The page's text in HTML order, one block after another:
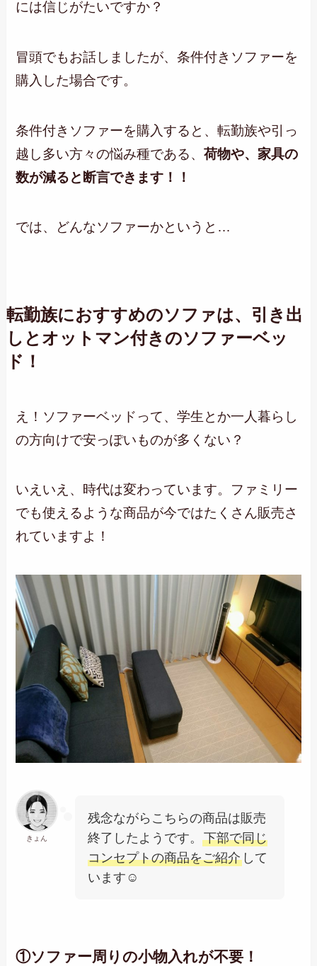
には信じがたいですか？
冒頭でもお話しましたが、条件付きソファーを
購入した場合です。
条件付きソファーを購入すると、転勤族や引っ
越し多い方々の悩み種である、荷物や、家具の
数が減ると断言できます！！
では、どんなソファーかというと…
転勤族におすすめのソファは、引き出
しとオットマン付きのソファーベッ
ド！
え！ソファーベッドって、学生とか一人暮らし
の方向けで安っぽいものが多くない？
いえいえ、時代は変わっています。ファミリー
でも使えるような商品が今ではたくさん販売さ
れていますよ！
きょん
残念ながらこちらの商品は販売
終了したようです。下部で同じ
コンセプトの商品をご紹介 して
います☺
①ソファー周りの小物入れが不要！